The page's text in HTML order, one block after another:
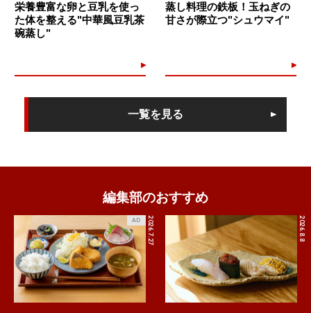
栄養豊富な卵と豆乳を使っ
た体を整える"中華風豆乳茶
碗蒸し"
蒸し料理の鉄板！玉ねぎの
甘さが際立つ"シュウマイ"
一覧を見る
編集部のおすすめ
2026.7.27
AD 2026.8.8